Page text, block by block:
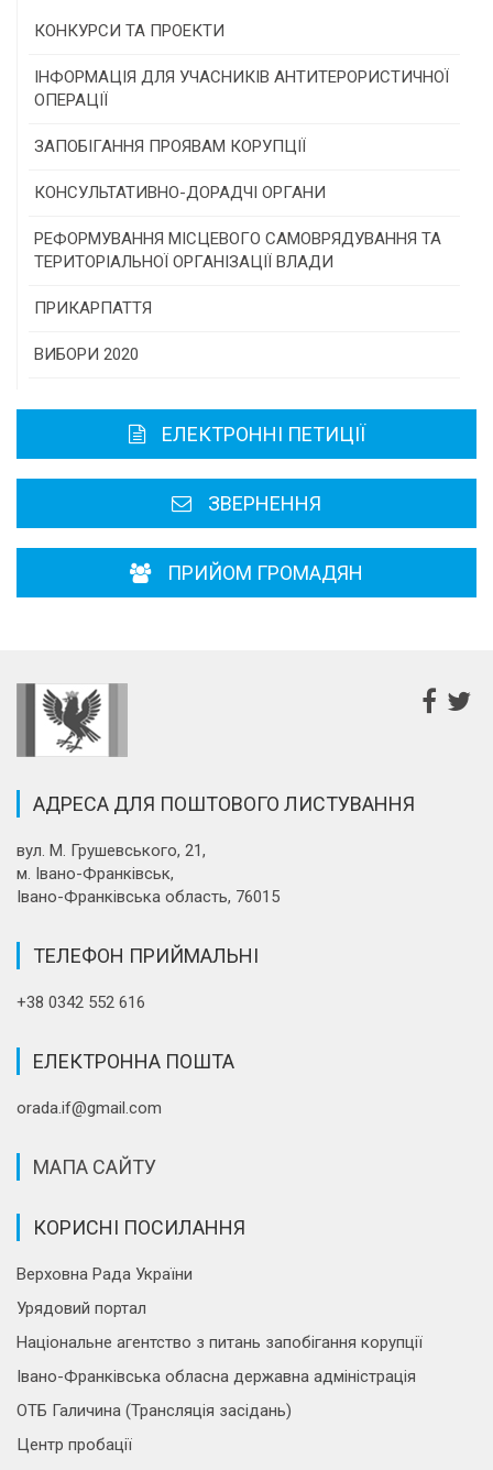
КОНКУРСИ ТА ПРОЕКТИ
Конкурс проектів та програм місцевого
самоврядування
Конкурс інститутів громадянського суспільства
Програми/конкурси МТД
ІНФОРМАЦІЯ ДЛЯ УЧАСНИКІВ АНТИТЕРОРИСТИЧНОЇ
ОПЕРАЦІЇ
ЗАПОБІГАННЯ ПРОЯВАМ КОРУПЦІЇ
КОНСУЛЬТАТИВНО-ДОРАДЧІ ОРГАНИ
Консультативна рада
РЕФОРМУВАННЯ МІСЦЕВОГО САМОВРЯДУВАННЯ ТА
ТЕРИТОРІАЛЬНОЇ ОРГАНІЗАЦІЇ ВЛАДИ
ПРИКАРПАТТЯ
Історична довідка
Районні, міські ради
ВИБОРИ 2020
ЕЛЕКТРОННІ ПЕТИЦІЇ
ЗВЕРНЕННЯ
ПРИЙОМ ГРОМАДЯН
АДРЕСА ДЛЯ ПОШТОВОГО ЛИСТУВАННЯ
вул. М. Грушевського, 21,
м. Івано-Франківськ,
Івано-Франківська область, 76015
ТЕЛЕФОН ПРИЙМАЛЬНІ
+38 0342 552 616
ЕЛЕКТРОННА ПОШТА
orada.if@gmail.com
МАПА САЙТУ
КОРИСНІ ПОСИЛАННЯ
Верховна Рада України
Урядовий портал
Національне агентство з питань запобігання корупції
Івано-Франківська обласна державна адміністрація
ОТБ Галичина (Трансляція засідань)
Центр пробації